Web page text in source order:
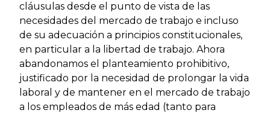
cláusulas desde el punto de vista de las
necesidades del mercado de trabajo e incluso
de su adecuación a principios constitucionales,
en particular a la libertad de trabajo. Ahora
abandonamos el planteamiento prohibitivo,
justificado por la necesidad de prolongar la vida
laboral y de mantener en el mercado de trabajo
a los empleados de más edad (tanto para